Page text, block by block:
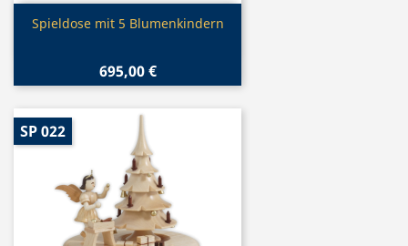
Vorschau
Spieldose mit 5 Blumenkindern
695,00 €
SP 022